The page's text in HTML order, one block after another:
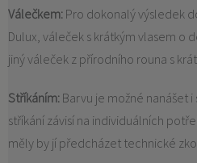
Válečkem: Pro dokonalý výsledek
Dulux, váleček s krátkým vlasem o
jiný váleček z přírodního rouna s
Stříkáním: Barvu je možné nanášet
stříkání závisí na individuálních
měly by jí předcházet technické